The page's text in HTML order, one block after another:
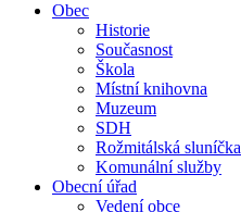
Obec
Historie
Současnost
Škola
Místní knihovna
Muzeum
SDH
Rožmitálská sluníčka
Komunální služby
Obecní úřad
Vedení obce